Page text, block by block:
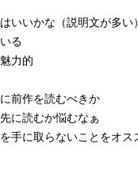
いいかな（説明文が多い）
る
力的
前作を読むべきか
に読むか悩むなぁ
手に取らないことをオス